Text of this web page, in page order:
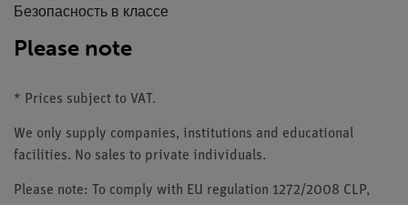
Безопасность в классе
Please note
* Prices subject to VAT.
We only supply companies, institutions and educational
facilities. No sales to private individuals.
Please note: To comply with EU regulation 1272/2008 CLP,